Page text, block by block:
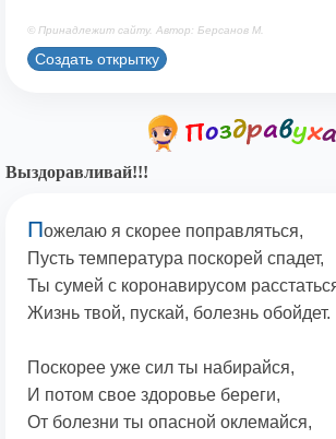
© Принадлежит сайту. Автор: Берсанов М.
Создать открытку
Выздоравливай!!!
Пожелаю я скорее поправляться,
Пусть температура поскорей спадет,
Ты сумей с коронавирусом
Жизнь твой, пускай, болезнь обойдет.
Поскорее уже сил ты набирайся,
И потом свое здоровье береги,
От болезни ты опасной оклемайся,